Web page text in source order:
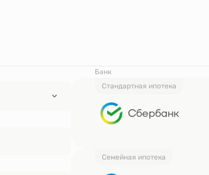
Банк
Стандартная ипотека
Сбербанк
Семейная ипотека